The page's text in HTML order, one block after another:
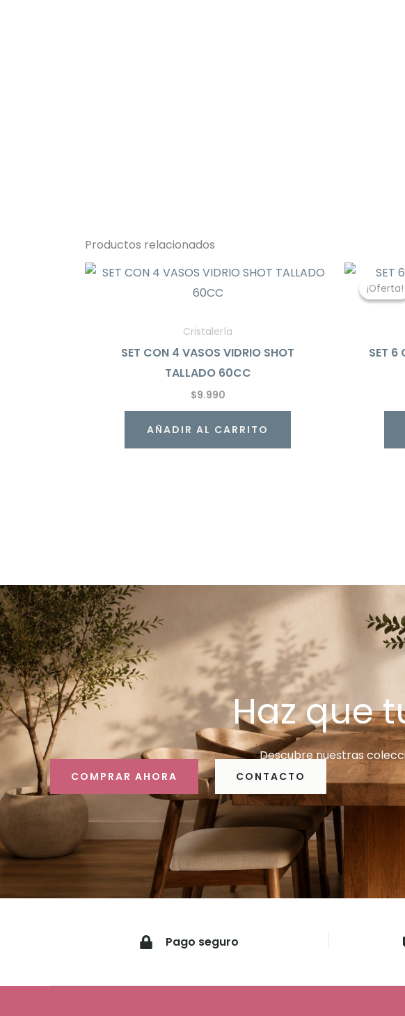
Productos relacionados
Cristalería
SET CON 4 VASOS VIDRIO SHOT
TALLADO 60CC
$9.990
AÑADIR AL CARRITO
¡Oferta!
¡Oferta!
SET 6
Haz que
Descubre nuestras
COMPRAR AHORA CONTACTO
Pago seguro